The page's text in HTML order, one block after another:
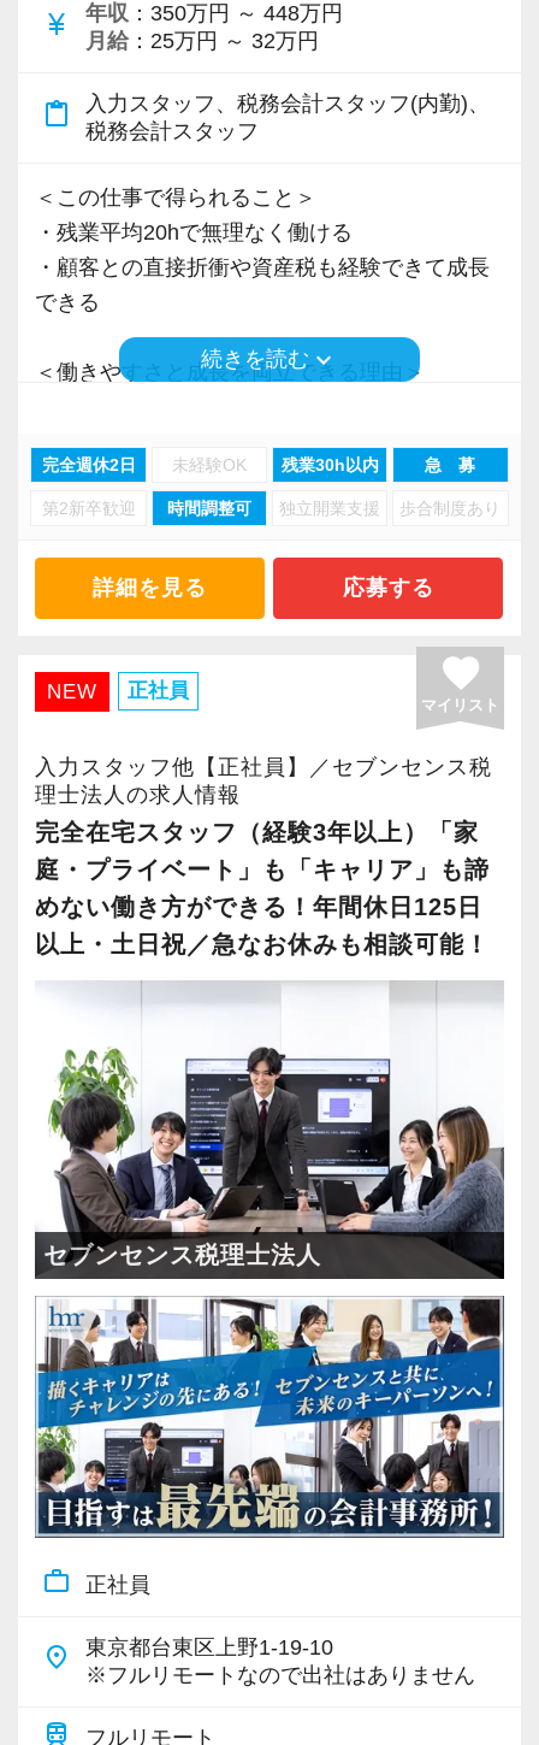
currency_yen 年収 ：350万円 ～ 448万円
月給 ：25万円 ～ 32万円
content_paste
入力スタッフ、税務会計スタッフ(内勤)、
税務会計スタッフ
＜この仕事で得られること＞
・残業平均20hで無理なく働ける
・顧客との直接折衝や資産税も経験できて成長
できる
＜働きやすさと成長を両立できる理由＞
・分業体制で業務負担を軽減
・顧客対応や提案業務に集中可能
・資産税や相続など専門性の高い案件あり
・経験値が自然と積み上がる環境
・有給取得率90％以上
・繁忙期も月30～40h程度
・男性の育休取得率100％
・テレワーク導入済み
・全席デュアルモニタ完備
＜幅広い経験・成長環境＞
・9割が紹介の安定基盤
・個人～大企業まで幅広く経験可能
・税務顧問＋資産税に関与
・相続／事業承継／M&Aにも対応
＜成長中の税理士法人＞
・全国14拠点で事業展開
・従業員240名以上に拡大
・会計・税務・財務・労務まで対応
・専門家が在籍しワンストップ支援
＜学びを後押し＞
・書籍購入費／研修費は全額会社負担
・隔月で税法・実務の学習会あり
・資格取得を目指す社員が多数
＜募集の背景＞
・組織力強化に向けた採用
続きを読むkeyboard_arrow_down
完全週休2日 未経験OK 残業30h以内 急 募
第2新卒歓迎 時間調整可 独立開業支援 歩合制度あり
詳細を見る 応募する
NEW 正社員 favorite
マイリスト
入力スタッフ他【正社員】／セブンセンス税
理士法人の求人情報
完全在宅スタッフ（経験3年以上）「家
庭・プライベート」も「キャリア」も諦
めない働き方ができる！年間休日125日
以上・土日祝／急なお休みも相談可能！
セブンセンス税理士法人
work_outline 正社員
place
東京都台東区上野1-19-10
※フルリモートなので出社はありません
train フルリモート